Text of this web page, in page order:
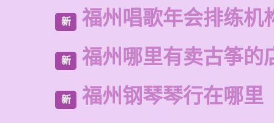
新 福州唱歌年会排练机
新 福州哪里有卖古筝的
新 福州钢琴琴行在哪里